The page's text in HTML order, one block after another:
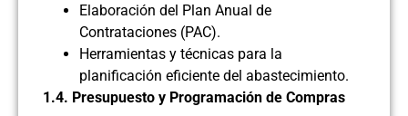
Elaboración del Plan Anual de
Contrataciones (PAC).
Herramientas y técnicas para la
planificación eficiente del abastecimiento.
1.4. Presupuesto y Programación de Compras